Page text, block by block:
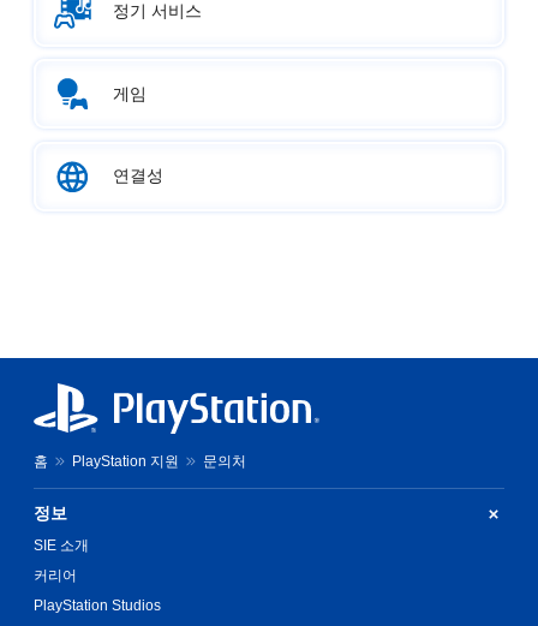
정기 서비스
게임
연결성
홈 PlayStation 지원 문의처
정보
SIE 소개
커리어
PlayStation Studios